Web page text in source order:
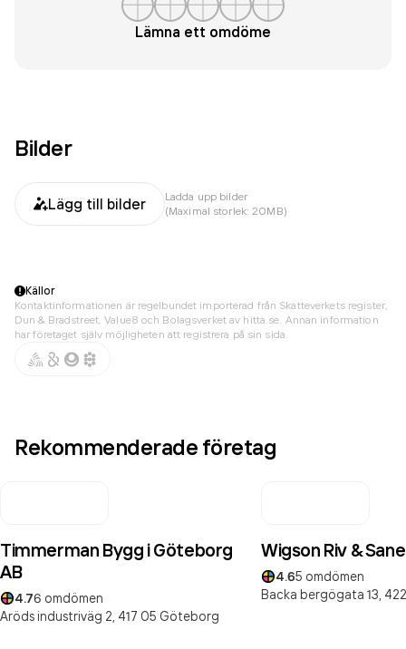
Lämna ett omdöme
Bilder
Lägg till bilder
Ladda upp bilder
(Maximal storlek: 20MB)
Källor
Kontaktinformationen är regelbundet importerad från Skatteverkets register,
Dun & Bradstreet, Value8 och Bolagsverket av hitta.se. Annan information
har företaget själv möjligheten att registrera på sin sida.
Rekommenderade företag
Timmerman Bygg i Göteborg
AB
4.76 omdömen
Aröds industriväg 2, 417 05 Göteborg
Wigson Riv &
4.65 omdömen
Backa bergögata 13,